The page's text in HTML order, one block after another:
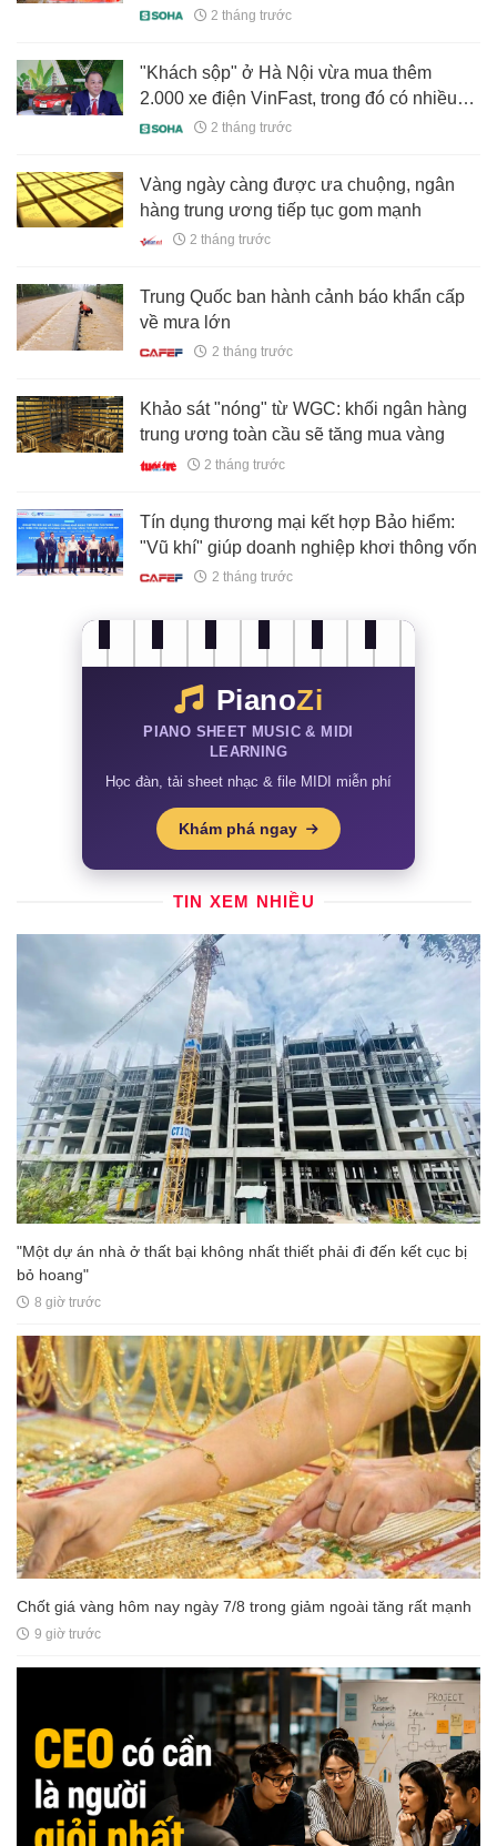
nhưng giá giảm 70%, nguyên nhân đến từ
2 tháng trước
"Khách sộp" ở Hà Nội vừa mua thêm
2.000 xe điện VinFast, trong đó có nhiều
xe VF5, là ai?2 tháng trước
Vàng ngày càng được ưa chuộng, ngân
hàng trung ương tiếp tục gom mạnh
2 tháng trước
Trung Quốc ban hành cảnh báo khẩn cấp
về mưa lớn
2 tháng trước
Khảo sát "nóng" từ WGC: khối ngân hàng
trung ương toàn cầu sẽ tăng mua vàng
2 tháng trước
Tín dụng thương mại kết hợp Bảo hiểm:
"Vũ khí" giúp doanh nghiệp khơi thông vốn
2 tháng trước
PianoZi
PIANO SHEET MUSIC & MIDI
LEARNING
Học đàn, tải sheet nhạc & file MIDI miễn phí
Khám phá ngay
TIN XEM NHIỀU
"Một dự án nhà ở thất bại không nhất thiết phải đi đến kết cục bị
bỏ hoang"
8 giờ trước
Chốt giá vàng hôm nay ngày 7/8 trong giảm ngoài tăng rất mạnh
9 giờ trước